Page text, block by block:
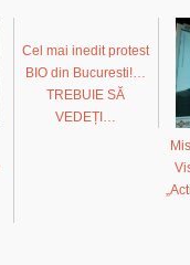
Cel mai inedit protest
BIO din Bucuresti!…
TREBUIE SĂ
VEDEȚI…